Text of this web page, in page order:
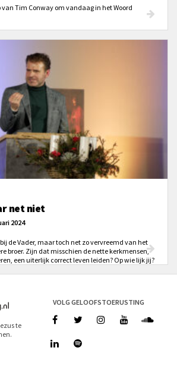
Tim Conway om vandaag in het Woord
net niet
2024
de Vader, maar toch net zo vervreemd van het
broer. Zijn dat misschien de nette kerkmensen,
een uiterlijk correct leven leiden? Op wie lijk jij?
te
VOLG GELOOFSTOERUSTING